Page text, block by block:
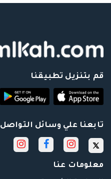
قم بتنزيل تطبيقنا
تابعنا علي وسائل التواصل
معلومات عنا